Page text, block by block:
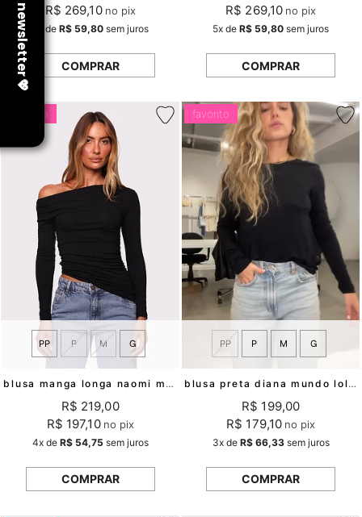
R$ 269,10 no pix
de R$ 59,80sem juros
COMPRAR
R$ 269,10 no pix
5x deR$ 59,80 sem juros
COMPRAR
favorito
blusa manga longa naomi mundo lolita
PP P M G
R$ 219,00
R$ 197,10 no pix
4xde R$ 54,75 sem juros
COMPRAR
favorito
blusa preta diana mundo lolita
PP P M G
R$ 199,00
R$ 179,10 no pix
3xde R$ 66,33sem juros
COMPRAR